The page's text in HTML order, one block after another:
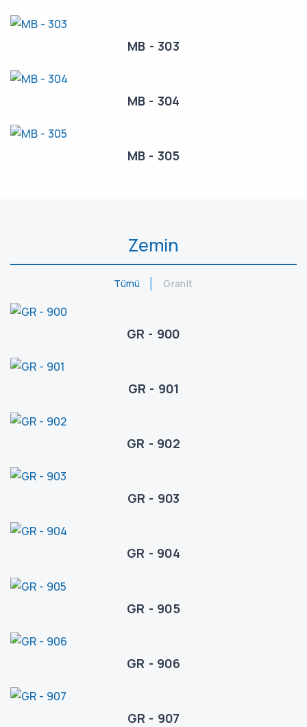
MB - 303
MB - 304
MB - 305
Zemin
Tümü Granit
GR - 900
GR - 901
GR - 902
GR - 903
GR - 904
GR - 905
GR - 906
GR - 907